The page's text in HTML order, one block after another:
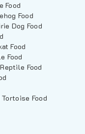
Food
Food
Dog Food
Food
Food
Food
Food